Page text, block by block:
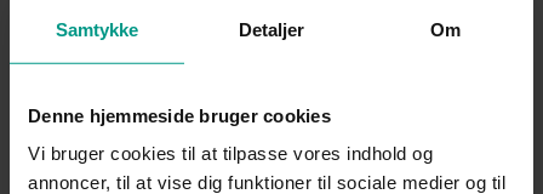
Samtykke Detaljer Om
Denne hjemmeside bruger cookies
Vi bruger cookies til at tilpasse vores indhold og
annoncer, til at vise dig funktioner til sociale medier og til
HjulmandKaptains kommentarer
Afgørelsen er den første af slagsen på mere end ét område.
Afgørelsen viser, at tilsynsmyndighederne har fokus på de
registreredes klager og imødekommelsen heraf, blandt andet
uagtet omfanget af antal registrerede.